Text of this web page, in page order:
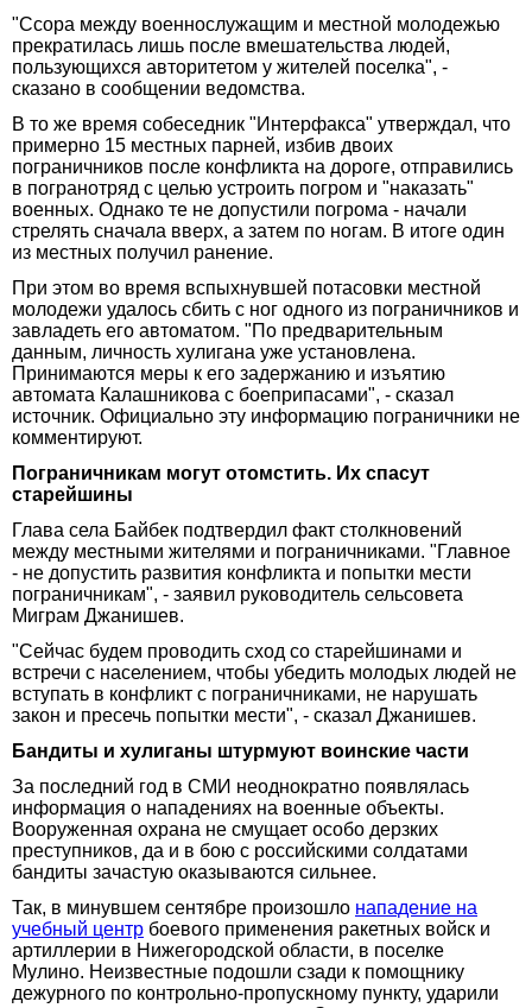
"Ссора между военнослужащим и местной молодежью
прекратилась лишь после вмешательства людей,
пользующихся авторитетом у жителей поселка", -
сказано в сообщении ведомства.
В то же время собеседник "Интерфакса" утверждал, что
примерно 15 местных парней, избив двоих
пограничников после конфликта на дороге, отправились
в погранотряд с целью устроить погром и "наказать"
военных. Однако те не допустили погрома - начали
стрелять сначала вверх, а затем по ногам. В итоге один
из местных получил ранение.
При этом во время вспыхнувшей потасовки местной
молодежи удалось сбить с ног одного из пограничников и
завладеть его автоматом. "По предварительным
данным, личность хулигана уже установлена.
Принимаются меры к его задержанию и изъятию
автомата Калашникова с боеприпасами", - сказал
источник. Официально эту информацию пограничники не
комментируют.
Пограничникам могут отомстить. Их спасут
старейшины
Глава села Байбек подтвердил факт столкновений
между местными жителями и пограничниками. "Главное
- не допустить развития конфликта и попытки мести
пограничникам", - заявил руководитель сельсовета
Миграм Джанишев.
"Сейчас будем проводить сход со старейшинами и
встречи с населением, чтобы убедить молодых людей не
вступать в конфликт с пограничниками, не нарушать
закон и пресечь попытки мести", - сказал Джанишев.
Бандиты и хулиганы штурмуют воинские части
За последний год в СМИ неоднократно появлялась
информация о нападениях на военные объекты.
Вооруженная охрана не смущает особо дерзких
преступников, да и в бою с российскими солдатами
бандиты зачастую оказываются сильнее.
Так, в минувшем сентябре произошло нападение на
учебный центр боевого применения ракетных войск и
артиллерии в Нижегородской области, в поселке
Мулино. Неизвестные подошли сзади к помощнику
дежурного по контрольно-пропускному пункту, ударили